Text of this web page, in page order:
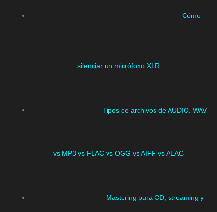
Cómo
silenciar un micrófono XLR
Tipos de archivos de AUDIO. WAV
vs MP3 vs FLAC vs OGG vs AIFF vs ALAC
Mastering para CD, streaming y